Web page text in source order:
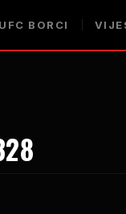
UFC BORCI